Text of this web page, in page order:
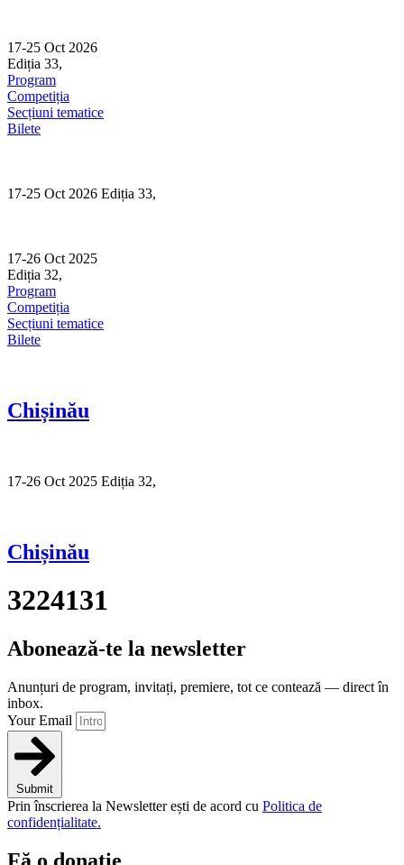
content
17-25 Oct 2026
Ediția 33,
Program
Competiția
Secțiuni tematice
Bilete
17-25 Oct 2026 Ediția 33,
17-26 Oct 2025
Ediția 32,
Program
Competiția
Secțiuni tematice
Bilete
Chișinău
17-26 Oct 2025 Ediția 32,
Chișinău
3224131
Abonează-te la newsletter
Anunțuri de program, invitați, premiere, tot ce contează — direct în
inbox.
Your Email
Submit
Prin înscrierea la Newsletter ești de acord cu Politica de
confidențialitate.